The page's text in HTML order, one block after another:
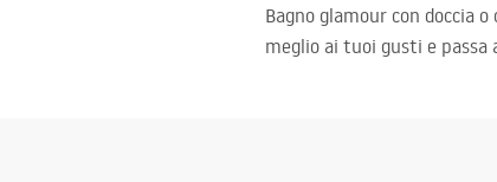
Bagno glamour con doccia
meglio ai tuoi gusti e passa